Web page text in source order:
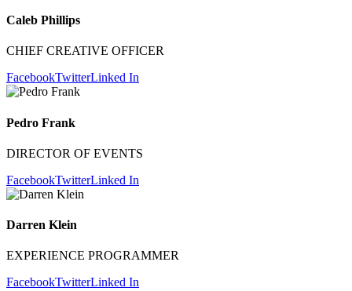
Caleb Phillips
CHIEF CREATIVE OFFICER
FacebookTwitterLinked In
Pedro Frank
DIRECTOR OF EVENTS
FacebookTwitterLinked In
Darren Klein
EXPERIENCE PROGRAMMER
FacebookTwitterLinked In